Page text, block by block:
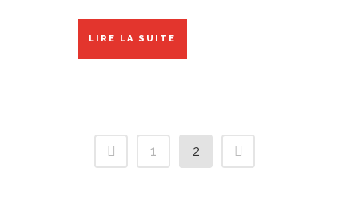
LIRE LA SUITE
1 2